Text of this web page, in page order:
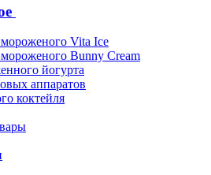
Vita Ice
Bunny Cream
йогурта
аппаратов
коктейля